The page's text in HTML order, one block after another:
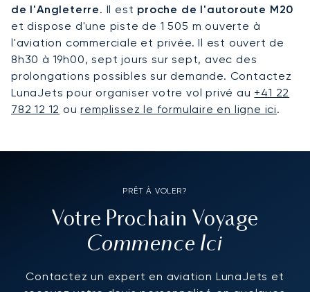
de l'Angleterre. Il est proche de l'autoroute M20
et dispose d'une piste de 1 505 m ouverte à
l'aviation commerciale et privée. Il est ouvert de
8h30 à 19h00, sept jours sur sept, avec des
prolongations possibles sur demande. Contactez
LunaJets pour organiser votre vol privé au +41 22
782 12 12 ouremplissez le formulaire en ligne ici.
PRÊT À VOLER?
Votre Prochain Voyage
Commence Ici
Contactez un expert en aviation LunaJets et